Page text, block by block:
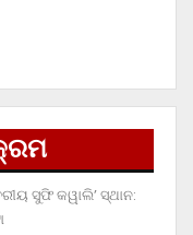
ସୁଫି କୱାଲି’ ସ୍ଥାନ: